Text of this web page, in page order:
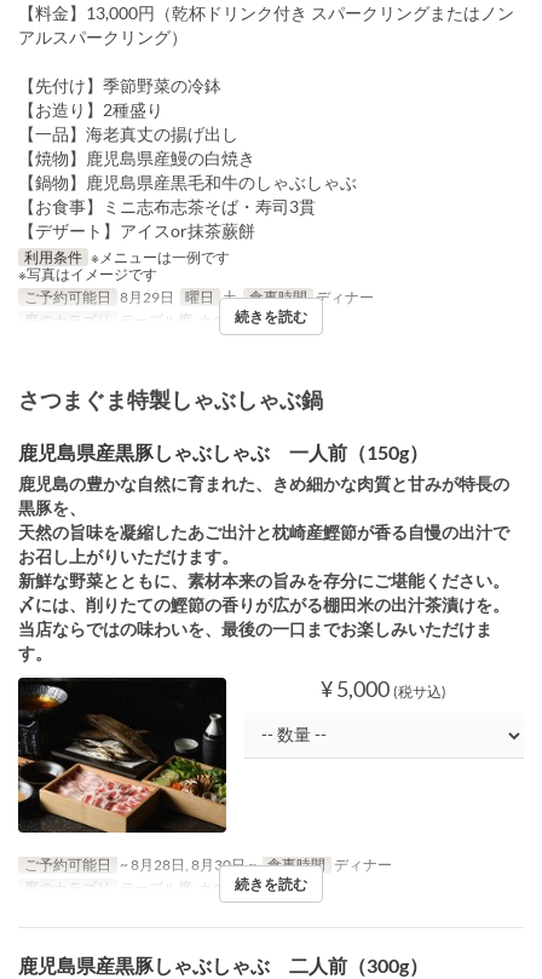
【料金】13,000円（乾杯ドリンク付き スパークリングまたはノン
アルスパークリング）
【先付け】季節野菜の冷鉢
【お造り】2種盛り
【一品】海老真丈の揚げ出し
【焼物】鹿児島県産鰻の白焼き
【鍋物】鹿児島県産黒毛和牛のしゃぶしゃぶ
【お食事】ミニ志布志茶そば・寿司3貫
【デザート】アイスor抹茶蕨餅
利用条件 ※メニューは一例です
※写真はイメージです
ご予約可能日 8月29日 曜日 土 食事時間 ディナー
席のカテゴリ
テーブル席, カウンター続きを読む
さつまぐま特製しゃぶしゃぶ鍋
鹿児島県産黒豚しゃぶしゃぶ 一人前（150g）
鹿児島の豊かな自然に育まれた、きめ細かな肉質と甘みが特長の
黒豚を、
天然の旨味を凝縮したあご出汁と枕崎産鰹節が香る自慢の出汁で
お召し上がりいただけます。
新鮮な野菜とともに、素材本来の旨みを存分にご堪能ください。
〆には、削りたての鰹節の香りが広がる棚田米の出汁茶漬けを。
当店ならではの味わいを、最後の一口までお楽しみいただけま
す。
¥ 5,000 (税サ込)
ご予約可能日 ~ 8月28日, 8月30日 ~ 食事時間 ディナー
席のカテゴリ
テーブル席, カウンター続きを読む
鹿児島県産黒豚しゃぶしゃぶ 二人前（300g）